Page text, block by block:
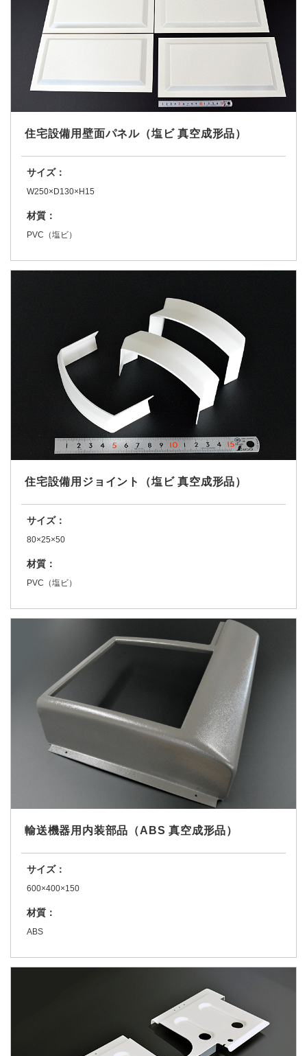
住宅設備用壁面パネル（塩ビ 真空成形品）
サイズ：
W250×D130×H15
材質：
PVC（塩ビ）
住宅設備用ジョイント（塩ビ 真空成形品）
サイズ：
80×25×50
材質：
PVC（塩ビ）
輸送機器用内装部品（ABS 真空成形品）
サイズ：
600×400×150
材質：
ABS